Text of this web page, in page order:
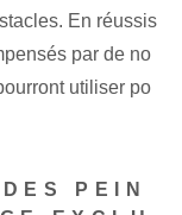
⁢En réussis
par de no
utiliser po
PEIN